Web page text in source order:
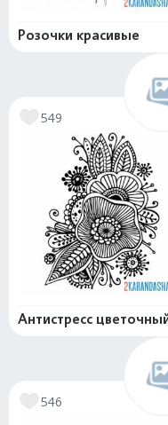
Розочки красивые
549
Антистресс
546